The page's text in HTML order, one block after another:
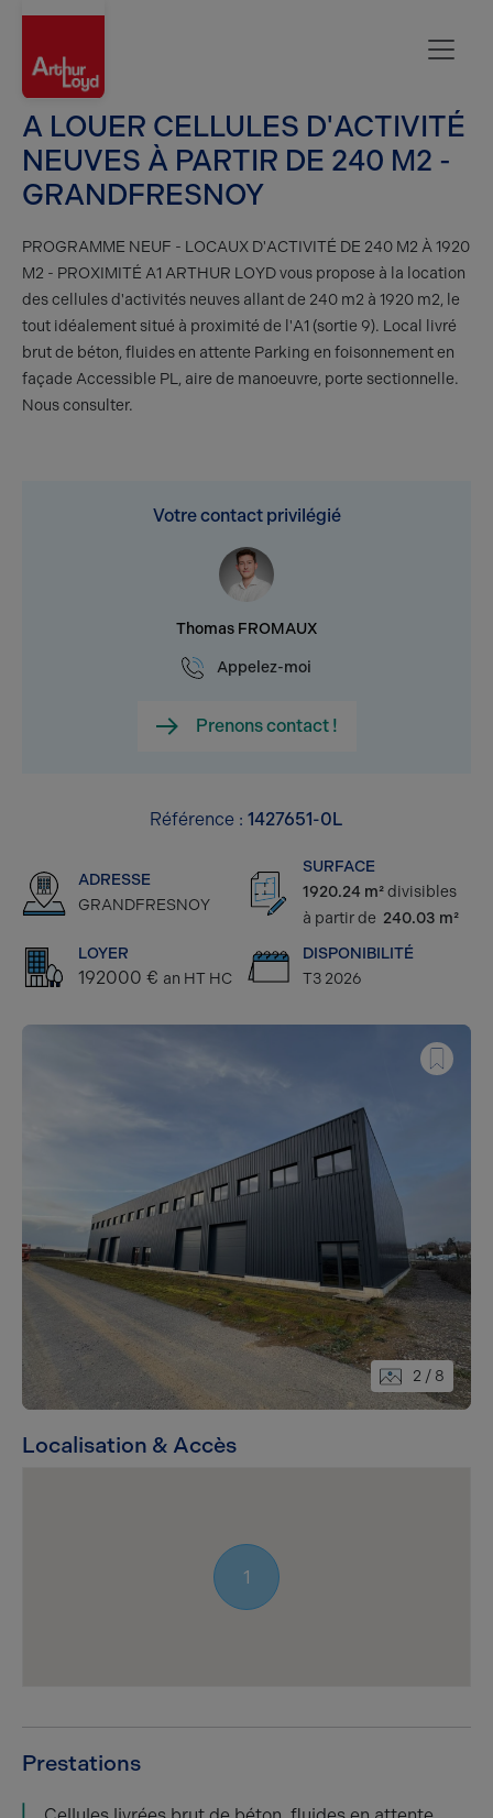
A LOUER CELLULES D'ACTIVITÉ
NEUVES À PARTIR DE 240 M2 -
GRANDFRESNOY
PROGRAMME NEUF - LOCAUX D'ACTIVITÉ DE 240 M2 À 1920
M2 - PROXIMITÉ A1 ARTHUR LOYD vous propose à la location
des cellules d'activités neuves allant de 240 m2 à 1920 m2, le
tout idéalement situé à proximité de l'A1 (sortie 9). Local livré
brut de béton, fluides en attente Parking en foisonnement en
façade Accessible PL, aire de manoeuvre, porte sectionnelle.
Nous consulter.
Votre contact privilégié
Thomas FROMAUX
Appelez-moi
Prenons contact !
Référence : 1427651-0L
ADRESSE
GRANDFRESNOY
SURFACE
1920.24 m²divisibles
à partir de 240.03 m²
LOYER
192000 € an HT HC
DISPONIBILITÉ
T3 2026
2 / 8
Localisation & Accès
1
Prestations